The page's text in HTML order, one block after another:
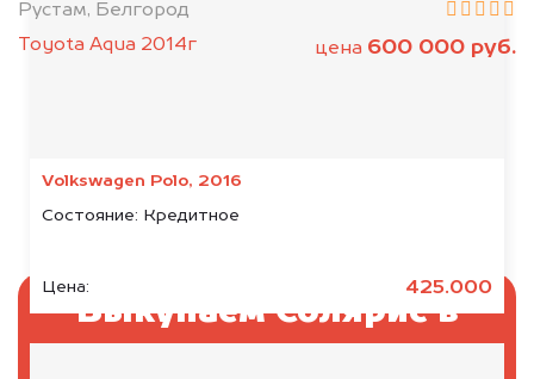
Volkswagen Polo, 2016
Состояние: Кредитное
Цена: 425.000
Рустам, Белгород
Toyota Aqua 2014г
цена 600 000 руб.
Выкупаем Солярис в